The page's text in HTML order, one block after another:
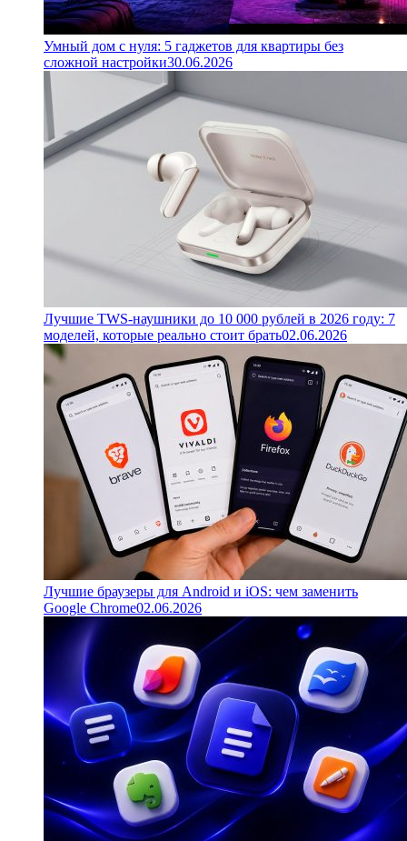
Умный дом с нуля: 5 гаджетов для квартиры без
сложной настройки30.06.2026
Лучшие TWS-наушники до 10 000 рублей в 2026 году: 7
моделей, которые реально стоит брать02.06.2026
Лучшие браузеры для Android и iOS: чем заменить
Google Chrome02.06.2026